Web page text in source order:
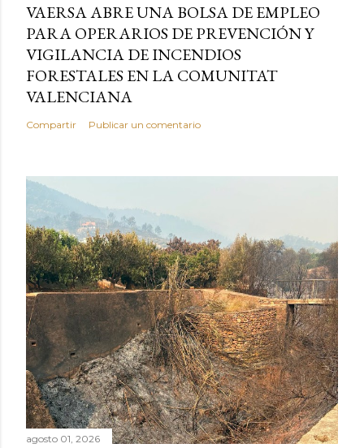
VAERSA ABRE UNA BOLSA DE EMPLEO
PARA OPERARIOS DE PREVENCIÓN Y
VIGILANCIA DE INCENDIOS
FORESTALES EN LA COMUNITAT
VALENCIANA
Compartir Publicar un comentario
agosto 01, 2026